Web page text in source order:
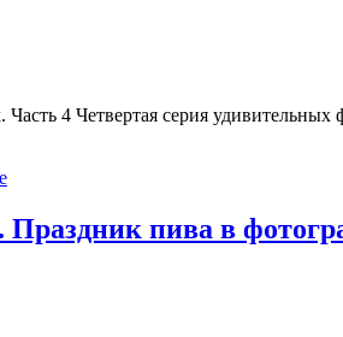
Часть 4 Четвертая серия
Праздник пива в